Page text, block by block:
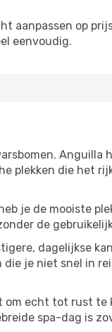
aanpassen op
eenvoudig.
Anguilla
plekken die het
je de mooiste
de
dagelijkse
je niet snel in
echt tot rust te
spa-dag is